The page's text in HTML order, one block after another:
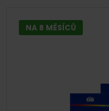
NA 8 MĚSÍCŮ